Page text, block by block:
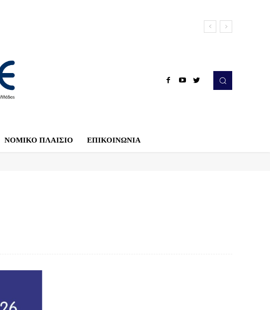
ΝΟΜΙΚΟ ΠΛΑΙΣΙΟ ΕΠΙΚΟΙΝΩΝΙΑ